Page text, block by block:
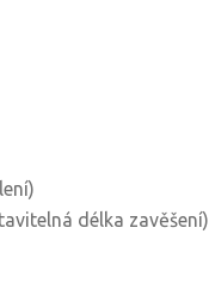
délka zavěšení)